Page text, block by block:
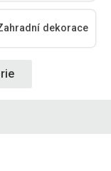
dekorace